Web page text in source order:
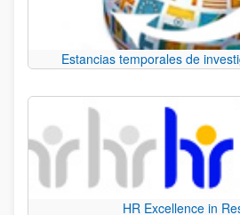
Estancias temporales de
HR Excellence in